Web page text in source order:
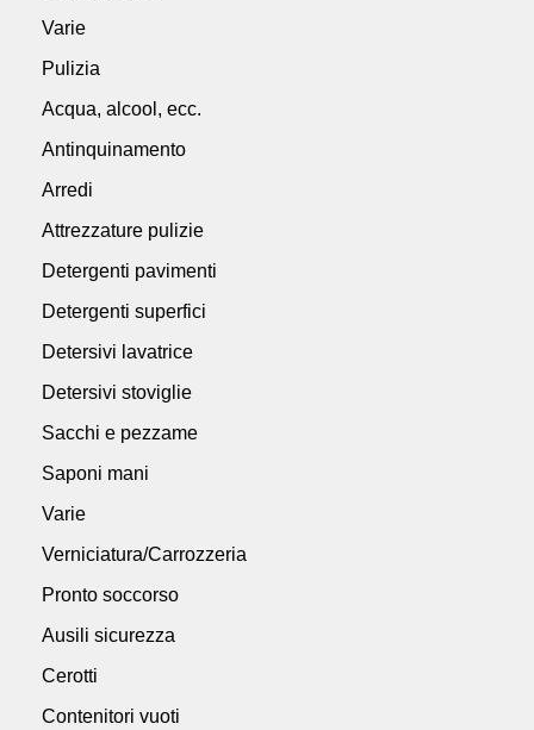
Varie
Pulizia
Acqua, alcool, ecc.
Antinquinamento
Arredi
Attrezzature pulizie
Detergenti pavimenti
Detergenti superfici
Detersivi lavatrice
Detersivi stoviglie
Sacchi e pezzame
Saponi mani
Varie
Verniciatura/Carrozzeria
Pronto soccorso
Ausili sicurezza
Cerotti
Contenitori vuoti